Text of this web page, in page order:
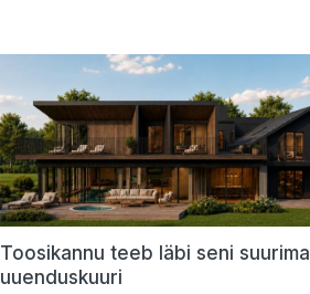
Toosikannu teeb läbi seni suurima
uuenduskuuri